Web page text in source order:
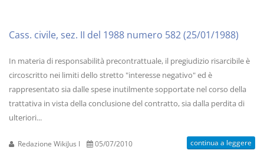
Cass. civile, sez. II del 1988 numero 582 (25/01/1988)
In materia di responsabilità precontrattuale, il pregiudizio risarcibile è
circoscritto nei limiti dello stretto "interesse negativo" ed è
rappresentato sia dalle spese inutilmente sopportate nel corso della
trattativa in vista della conclusione del contratto, sia dalla perdita di
ulteriori...
Redazione WikiJus I 05/07/2010 continua a leggere